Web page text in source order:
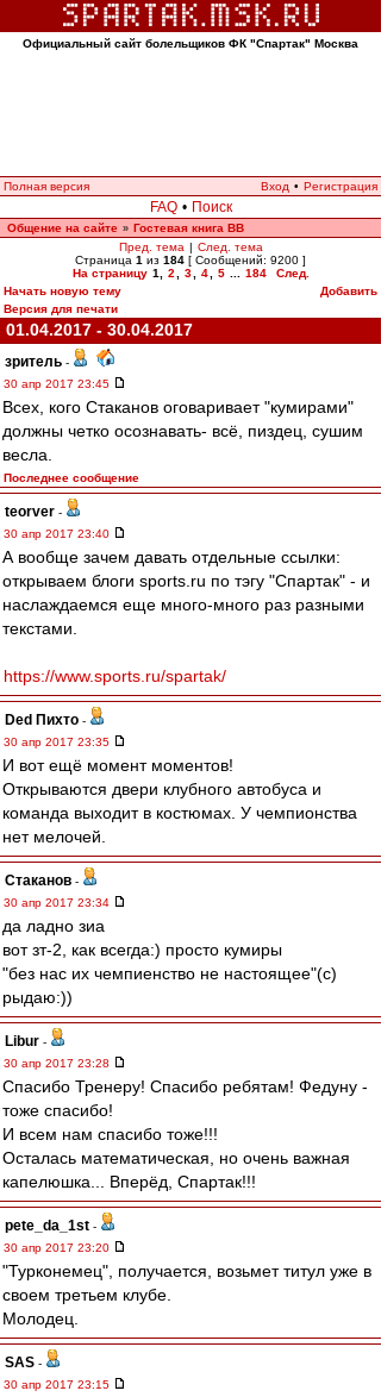
Официальный сайт болельщиков ФК "Спартак" Москва
Полная версия Вход • Регистрация
FAQ • Поиск
Общение на сайте » Гостевая книга ВВ
Пред. тема | След. тема
Страница 1 из 184 [ Сообщений: 9200 ]
На страницу 1 2 3 4 5 184
След.
Начать новую тему
Добавить
Версия для печати
01.04.2017 - 30.04.2017
зpитель -
30 апр 2017 23:45
Всех, кого Стаканов оговаривает "кумирами"
должны четко осознавать- всё, пиздец, сушим
весла.
Последнее сообщение
teorver -
30 апр 2017 23:40
А вообще зачем давать отдельные ссылки:
открываем блоги sports.ru по тэгу "Спартак" - и
наслаждаемся еще много-много раз разными
текстами.
https://www.sports.ru/spartak/
Ded Пихто -
30 апр 2017 23:35
И вот ещё момент моментов!
Открываются двери клубного автобуса и
команда выходит в костюмах. У чемпионства
нет мелочей.
Cтаканов -
30 апр 2017 23:34
да ладно зиа
вот зт-2, как всегда:) просто кумиры
"без нас их чемпиенство не настоящее"(с)
рыдаю:))
Libur -
30 апр 2017 23:28
Спасибо Тренеру! Спасибо ребятам! Федуну -
тоже спасибо!
И всем нам спасибо тоже!!!
Осталась математическая, но очень важная
капелюшка... Вперёд, Спартак!!!
pete_da_1st -
30 апр 2017 23:20
"Турконемец", получается, возьмет титул уже в
своем третьем клубе.
Молодец.
SAS -
30 апр 2017 23:15